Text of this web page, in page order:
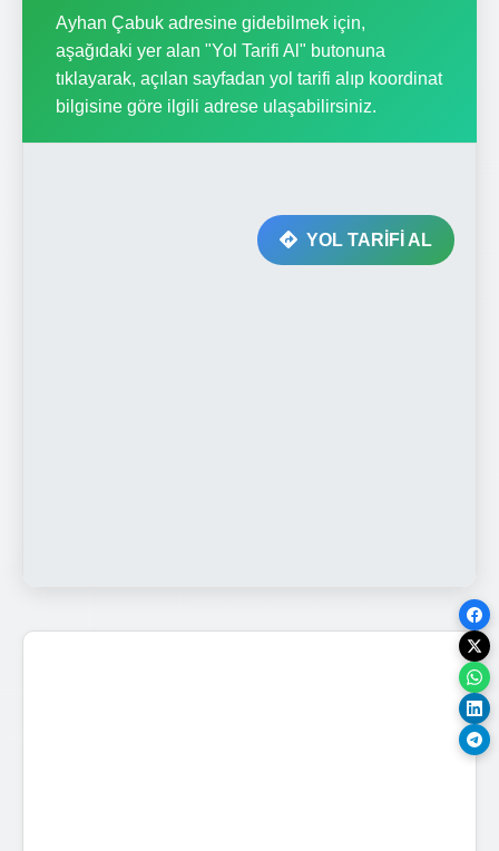
Ayhan Çabuk adresine gidebilmek için,
aşağıdaki yer alan "Yol Tarifi Al" butonuna
tıklayarak, açılan sayfadan yol tarifi alıp koordinat
bilgisine göre ilgili adrese ulaşabilirsiniz.
YOL TARİFİ AL